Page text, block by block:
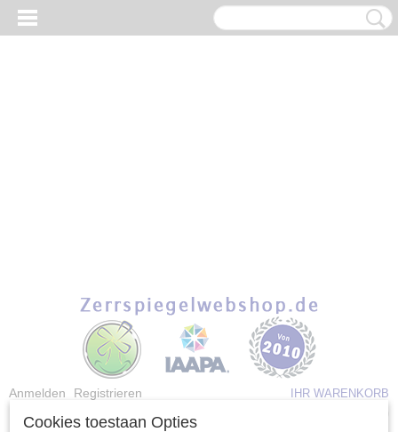
Anmelden Registrieren
IHR WARENKORB
Cookies toestaan Opties